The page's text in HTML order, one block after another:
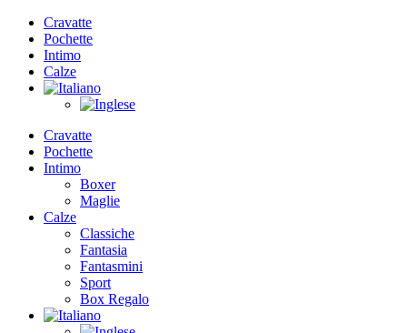
Cravatte
Pochette
Intimo
Calze
Cravatte
Pochette
Intimo
Boxer
Maglie
Calze
Classiche
Fantasia
Fantasmini
Sport
Box Regalo